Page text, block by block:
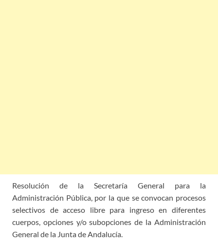
Resolución de la Secretaría General para la
Administración Pública, por la que se convocan procesos
selectivos de acceso libre para ingreso en diferentes
cuerpos, opciones y/o subopciones de la Administración
General de la Junta de Andalucía.